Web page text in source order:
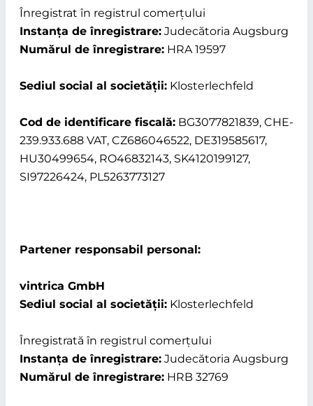
Înregistrat în registrul comerțului
Instanța de înregistrare: Judecătoria Augsburg
Numărul de înregistrare: HRA 19597
Sediul social al societății: Klosterlechfeld
Cod de identificare fiscală: BG3077821839, CHE-
239.933.688 VAT, CZ686046522, DE319585617,
HU30499654, RO46832143, SK4120199127,
SI97226424, PL5263773127
Partener responsabil personal:
vintrica GmbH
Sediul social al societății: Klosterlechfeld
Înregistrată în registrul comerțului
Instanța de înregistrare: Judecătoria Augsburg
Numărul de înregistrare: HRB 32769